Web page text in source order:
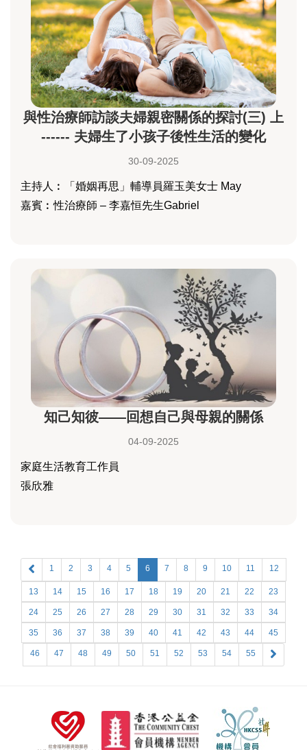
與性治療師訪談夫婦親密關係的探討(三) 上
------ 夫婦生了小孩子後性生活的變化
30-09-2025
主持人︰「婚姻再思」輔導員羅玉美女士 May
嘉賓︰性治療師 – 李嘉恒先生Gabriel
知己知彼——回想自己與母親的關係
04-09-2025
家庭生活教育工作員
張欣雅
1 2 3 4 5 6 7 8 9 10 11 12
13 14 15 16 17 18 19 20 21 22 23
24 25 26 27 28 29 30 31 32 33 34
35 36 37 38 39 40 41 42 43 44 45
46 47 48 49 50 51 52 53 54 55